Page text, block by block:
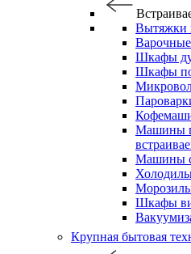
Вытяжки
Шкафы
Шкафы
Машины
Машины
Шкафы
Крупная бытовая